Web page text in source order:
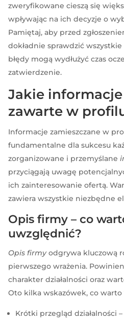
zweryfikowane cieszą się
wpływając na ich decyzje o
Pamiętaj, aby przed
dokładnie sprawdzić
błędy mogą wydłużyć czas
zatwierdzenie.
Jakie
zawarte w
Informacje zamieszczane w
fundamentalne dla sukcesu
zorganizowane i przemyślane
przyciągają uwagę
ich zainteresowanie ofertą.
zawiera wszystkie niezbędne
Opis firmy – co
uwzględnić?
Opis firmyodgrywa kluczową
pierwszego wrażenia.
charakter działalności oraz
Oto kilka wskazówek, co
Krótki przegląd działalności